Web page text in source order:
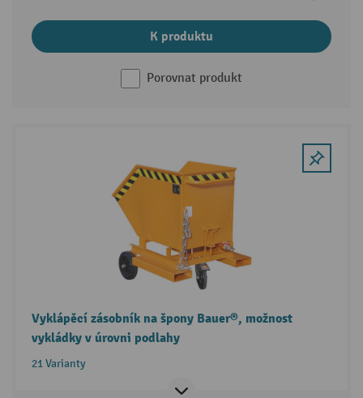
K produktu
Porovnat produkt
Vyklápěcí zásobník na špony Bauer®, možnost
vykládky v úrovni podlahy
21 Varianty